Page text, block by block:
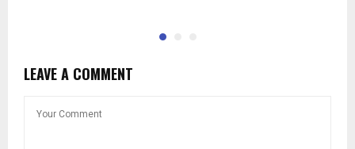
LEAVE A COMMENT